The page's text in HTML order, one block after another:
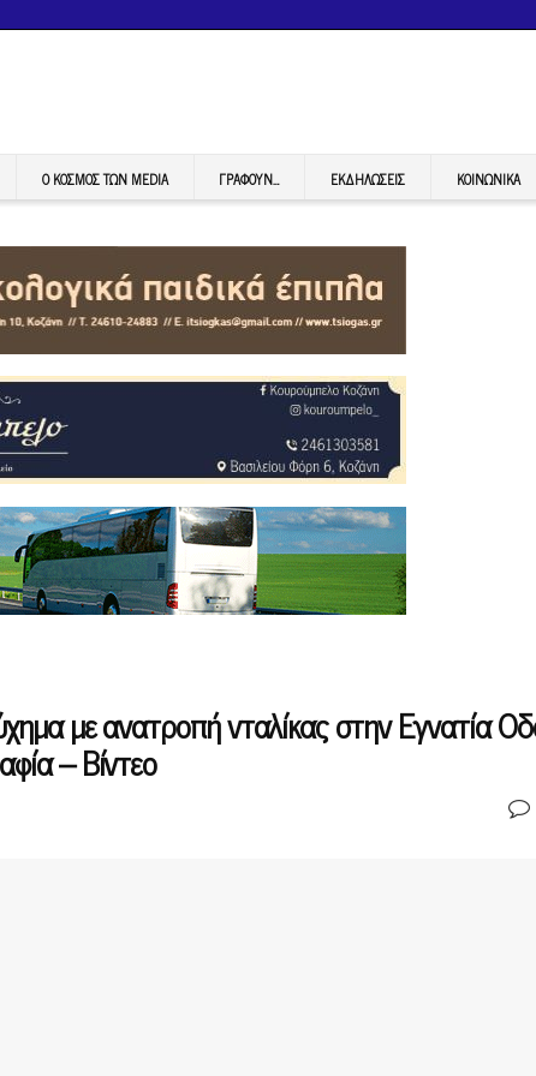
Ο ΚΟΣΜΟΣ ΤΩΝ MEDIA ΓΡΆΦΟΥΝ… ΕΚΔΗΛΏΣΕΙΣ ΚΟΙΝΩΝΙΚΆ
με ανατροπή νταλίκας στην Εγνατία
– Βίντεο